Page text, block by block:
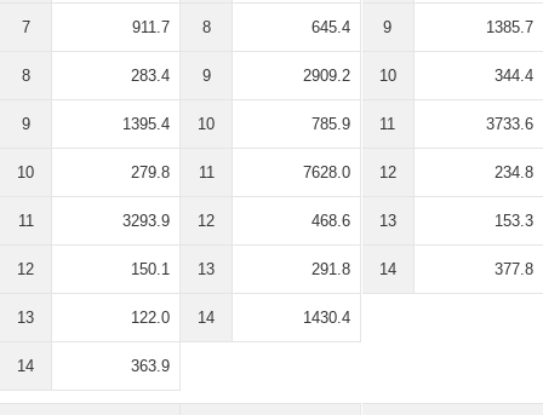
7 911.7
8 283.4
9 1395.4
10 279.8
11 3293.9
12 150.1
13 122.0
14 363.9
8 645.4
9 2909.2
10 785.9
11 7628.0
12 468.6
13 291.8
14 1430.4
9 1385.7
10 344.4
11 3733.6
12 234.8
13 153.3
14 377.8